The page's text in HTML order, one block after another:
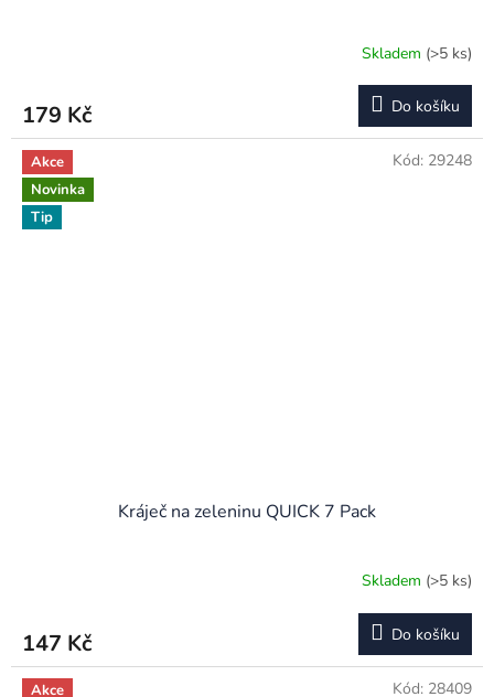
je
4,5
5
hvězdiček.
Skladem (>5 ks)
179 Kč Do košíku
Akce
Novinka
Tip
Kráječ na zeleninu QUICK 7 Pack
je
3,7
Skladem (>5 ks)
147 Kč Do košíku
Kód: 29248
Akce Kód: 28409